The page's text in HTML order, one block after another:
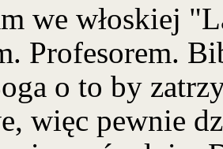
we włoskiej
Profesorem.
o to by
więc pewnie